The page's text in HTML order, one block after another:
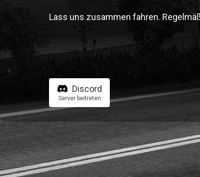
Lass uns zusammen fahren.
Discord
Server beitreten